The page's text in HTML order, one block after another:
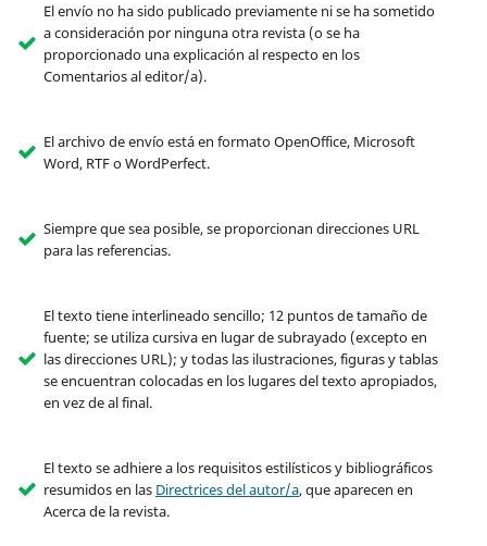
El envío no ha sido publicado previamente ni se ha sometido
a consideración por ninguna otra revista (o se ha
proporcionado una explicación al respecto en los
Comentarios al editor/a).
El archivo de envío está en formato OpenOffice, Microsoft
Word, RTF o WordPerfect.
Siempre que sea posible, se proporcionan direcciones URL
para las referencias.
El texto tiene interlineado sencillo; 12 puntos de tamaño de
fuente; se utiliza cursiva en lugar de subrayado (excepto en
las direcciones URL); y todas las ilustraciones, figuras y tablas
se encuentran colocadas en los lugares del texto apropiados,
en vez de al final.
El texto se adhiere a los requisitos estilísticos y bibliográficos
resumidos en las Directrices del autor/a, que aparecen en
Acerca de la revista.